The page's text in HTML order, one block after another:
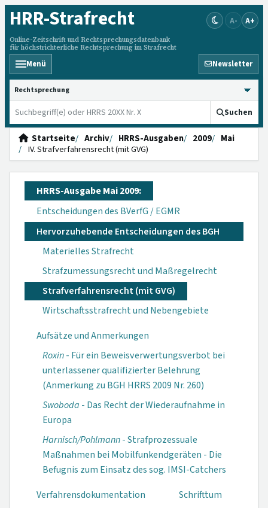
HRR-Strafrecht
Online-Zeitschrift und Rechtsprechungsdatenbank
für höchstrichterliche Rechtsprechung im Strafrecht
A- A+
Menü Newsletter
HRRS durchsuchen
Suchen
Startseite Archiv HRRS-Ausgaben 2009
Mai
IV. Strafverfahrensrecht (mit GVG)
HRRS-Ausgabe Mai 2009:
Entscheidungen des BVerfG / EGMR
Hervorzuhebende Entscheidungen des BGH
Materielles Strafrecht
Strafzumessungsrecht und Maßregelrecht
Strafverfahrensrecht (mit GVG)
Wirtschaftsstrafrecht und Nebengebiete
Aufsätze und Anmerkungen
Roxin- Für ein Beweisverwertungsverbot bei
unterlassener qualifizierter Belehrung
(Anmerkung zu BGH HRRS 2009 Nr. 260)
Swoboda - Das Recht der Wiederaufnahme in
Europa
Harnisch/Pohlmann- Strafprozessuale
Maßnahmen bei Mobilfunkendgeräten - Die
Befugnis zum Einsatz des sog. IMSI-Catchers
Verfahrensdokumen­tation
Schrifttum